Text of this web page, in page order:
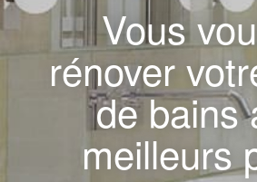
Vous
rénover
de bains
meilleurs